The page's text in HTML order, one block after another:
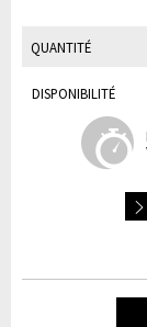
QUANTITÉ
DISPONIBILITÉ